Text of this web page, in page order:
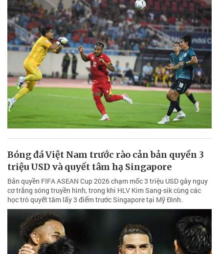
Bóng đá Việt Nam trước rào cản bản quyền 3
triệu USD và quyết tâm hạ Singapore
Bản quyền FIFA ASEAN Cup 2026 chạm mốc 3 triệu USD gây nguy
cơ trắng sóng truyền hình, trong khi HLV Kim Sang-sik cùng các
học trò quyết tâm lấy 3 điểm trước Singapore tại Mỹ Đình.